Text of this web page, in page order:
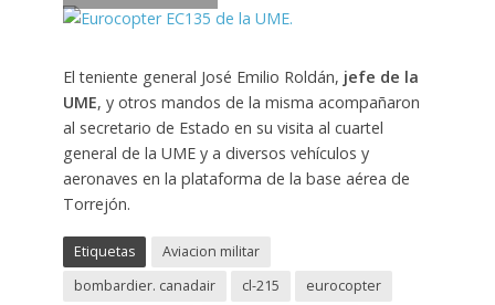
El teniente general José Emilio Roldán, jefe de la
UME, y otros mandos de la misma acompañaron
al secretario de Estado en su visita al cuartel
general de la UME y a diversos vehículos y
aeronaves en la plataforma de la base aérea de
Torrejón.
Etiquetas
Aviacion militar
bombardier. canadair
cl-215
eurocopter